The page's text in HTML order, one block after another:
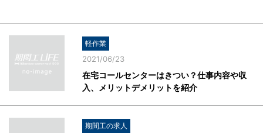
軽作業
2021/06/23
在宅コールセンターはきつい？仕事内容や収
入、メリットデメリットを紹介
期間工の求人